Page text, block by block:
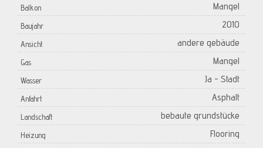
Balkon Mangel
Baujahr 2010
Ansicht andere gebäude
Gas Mangel
Wasser Ja - Stadt
Anfahrt Asphalt
Landschaft bebaute grundstücke
Heizung
Flooring